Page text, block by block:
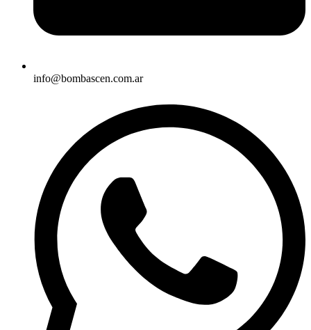
info@bombascen.com.ar